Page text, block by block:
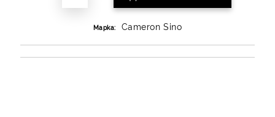
Марка: Cameron Sino